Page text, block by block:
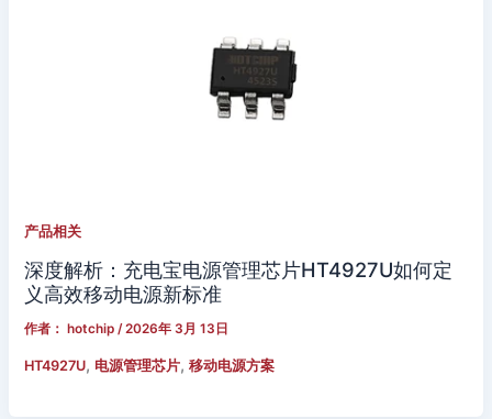
产品相关
深度解析：充电宝电源管理芯片HT4927U如何定
义高效移动电源新标准
作者： hotchip/2026年 3月 13日
HT4927U, 电源管理芯片,移动电源方案